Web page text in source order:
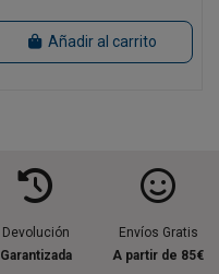
Añadir al carrito
Devolución
Garantizada
Envíos Gratis
A partir de 85€